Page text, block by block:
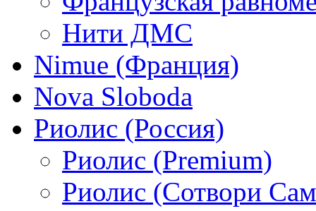
Нити ДМС
Nimue (Франция)
Nova Sloboda
Риолис (Россия)
Риолис (Premium)
Риолис (Сотвори